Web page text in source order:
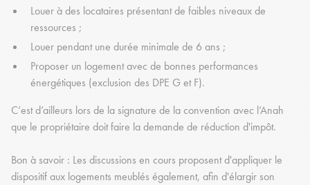
Louer à des locataires présentant de faibles niveaux de
ressources ;
Louer pendant une durée minimale de 6 ans ;
Proposer un logement avec de bonnes performances
énergétiques (exclusion des DPE G et F).
C’est d’ailleurs lors de la signature de la convention avec l’Anah
que le propriétaire doit faire la demande de réduction d'impôt.
Bon à savoir : Les discussions en cours proposent d'appliquer le
dispositif aux logements meublés également, afin d'élargir son